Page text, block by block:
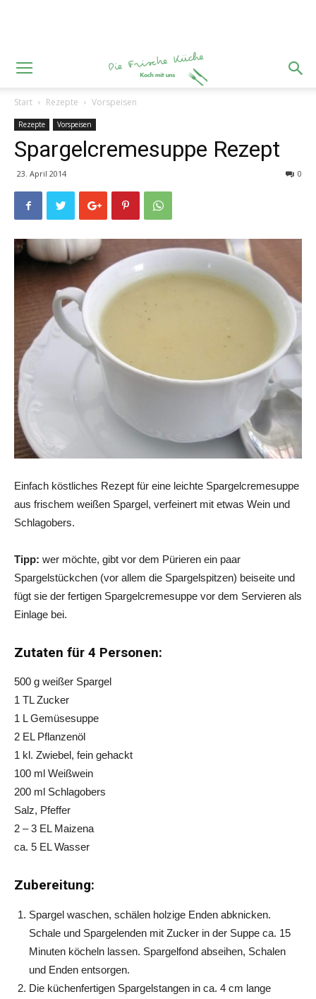
Start Rezepte Vorspeisen
Rezepte Vorspeisen
Spargelcremesuppe Rezept
23. April 2014 0
Einfach köstliches Rezept für eine leichte Spargelcremesuppe
aus frischem weißen Spargel, verfeinert mit etwas Wein und
Schlagobers.
Tipp: wer möchte, gibt vor dem Pürieren ein paar
Spargelstückchen (vor allem die Spargelspitzen) beiseite und
fügt sie der fertigen Spargelcremesuppe vor dem Servieren als
Einlage bei.
Zutaten für 4 Personen:
500 g weißer Spargel
1 TL Zucker
1 L Gemüsesuppe
2 EL Pflanzenöl
1 kl. Zwiebel, fein gehackt
100 ml Weißwein
200 ml Schlagobers
Salz, Pfeffer
2 – 3 EL Maizena
ca. 5 EL Wasser
Zubereitung:
Spargel waschen, schälen holzige Enden abknicken.
Schale und Spargelenden mit Zucker in der Suppe ca. 15
Minuten köcheln lassen. Spargelfond abseihen, Schalen
und Enden entsorgen.
Die küchenfertigen Spargelstangen in ca. 4 cm lange